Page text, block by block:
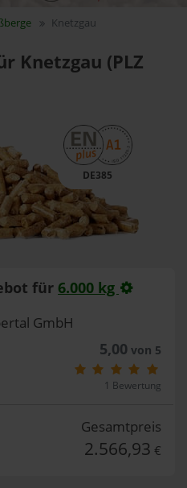
Knetzgau
Knetzgau (PLZ
DE385
für 6.000 kg
GmbH
5,00 von 5
1 Bewertung
Gesamtpreis
2.566,93 €